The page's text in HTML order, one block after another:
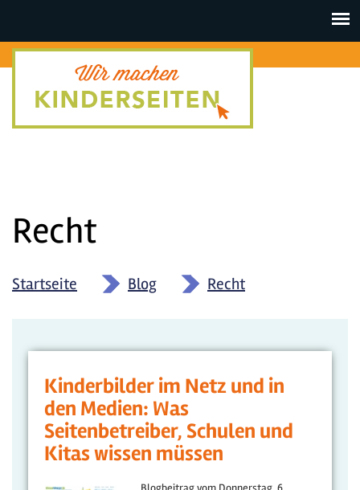
Toggle
Recht
Startseite » Blog » Recht
Kinderbilder im Netz und in
den Medien: Was
Seitenbetreiber, Schulen und
Kitas wissen müssen